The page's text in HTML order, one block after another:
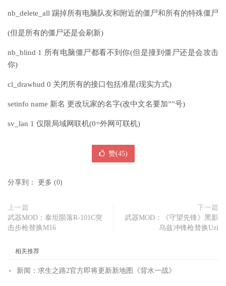
nb_delete_all 踢掉所有电脑队友和附近的僵尸和所有的特殊僵尸
(但是所有的僵尸还是会刷新)
nb_blind 1 所有电脑僵尸都看不到你(但是撞到僵尸还是会攻击
你)
cl_drawhud 0 关闭所有的接口包括准星(现实方式)
setinfo name 新名 更改玩家的名字(改中文名要加””号)
sv_lan 1 仅限局域网联机(0=外网可联机)
赞(45)
分享到： 更多 (0)
上一篇
武器MOD：泰坦陨落R-101C突
击步枪替换M16
下一篇
武器MOD：《守望先锋》黑影
乌兹冲锋枪替换Uzi
相关推荐
新闻：求生之路2官方即将更新新地图《背水一战》